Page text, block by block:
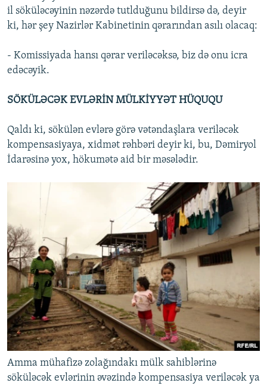
il söküləcəyinin nəzərdə tutlduğunu bildirsə də, deyir
ki, hər şey Nazirlər Kabinetinin qərarından asılı olacaq:
- Komissiyada hansı qərar veriləcəksə, biz də onu icra
edəcəyik.
SÖKÜLƏCƏK EVLƏRİN MÜLKİYYƏT HÜQUQU
Qaldı ki, sökülən evlərə görə vətəndaşlara veriləcək
kompensasiyaya, xidmət rəhbəri deyir ki, bu, Dəmiryol
İdarəsinə yox, hökumətə aid bir məsələdir.
Amma mühafizə zolağındakı mülk sahiblərinə
söküləcək evlərinin əvəzində kompensasiya veriləcək ya